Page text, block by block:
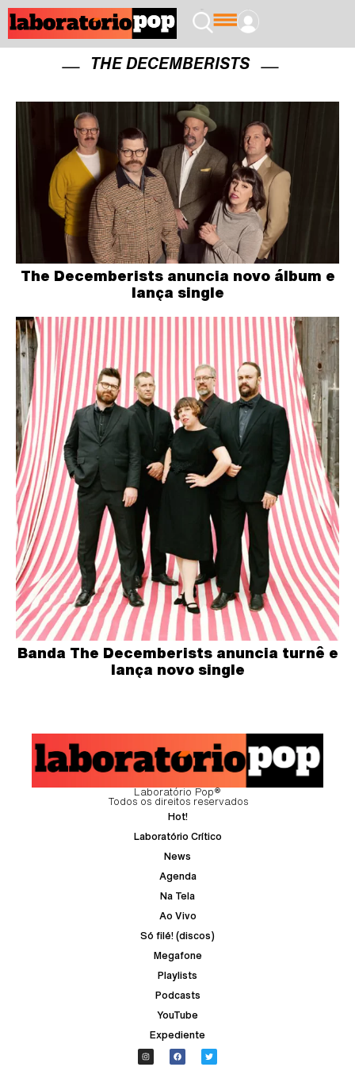
THE DECEMBERISTS
The Decemberists anuncia novo álbum e
lança single
Banda The Decemberists anuncia turnê e
lança novo single
Laboratório Pop®
Todos os direitos reservados
Hot!
Laboratório Crítico
News
Agenda
Na Tela
Ao Vivo
Só filé! (discos)
Megafone
Playlists
Podcasts
YouTube
Expediente